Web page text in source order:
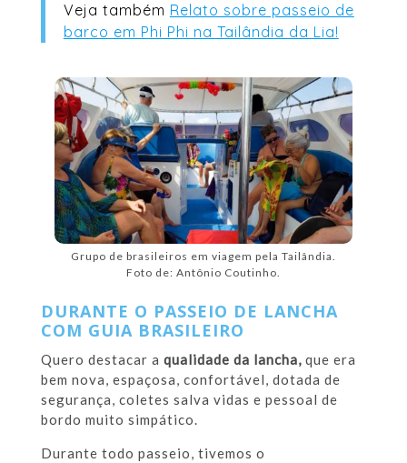
Veja também Relato sobre passeio de
barco em Phi Phi na Tailândia da Lia!
Grupo de brasileiros em viagem pela Tailândia.
Foto de: Antônio Coutinho.
DURANTE O PASSEIO DE LANCHA
COM GUIA BRASILEIRO
Quero destacar a qualidade da lancha,que era
bem nova, espaçosa, confortável, dotada de
segurança, coletes salva vidas e pessoal de
bordo muito simpático.
Durante todo passeio, tivemos o